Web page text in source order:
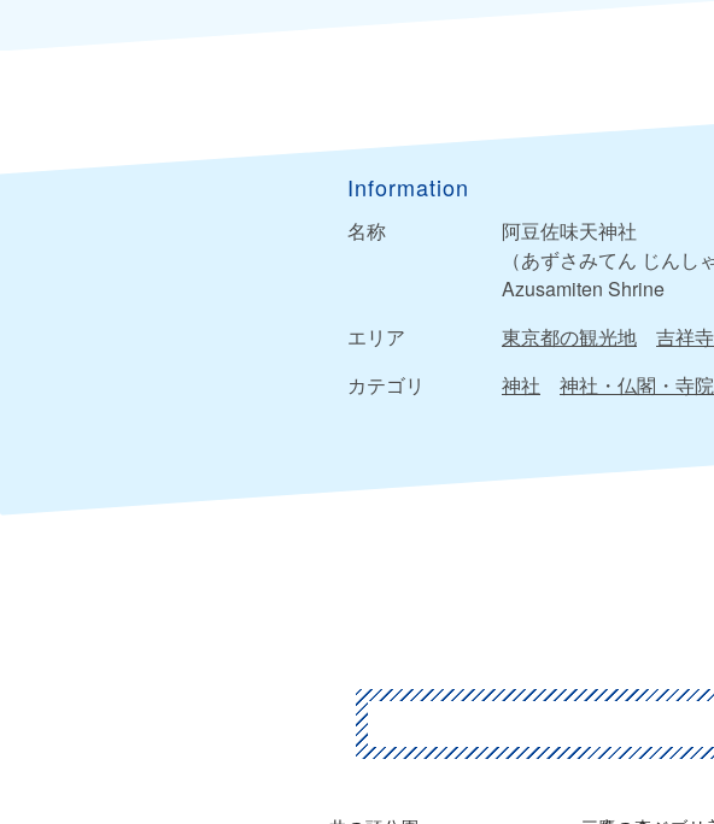
Information
名称
阿豆佐味天神社
（あずさみてん じんしゃ
Azusamiten Shrine
エリア
東京都の観光地
吉祥
カテゴリ
神社 神社・仏閣・寺